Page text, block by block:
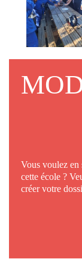
Vous voulez en
cette école ?
créer votre